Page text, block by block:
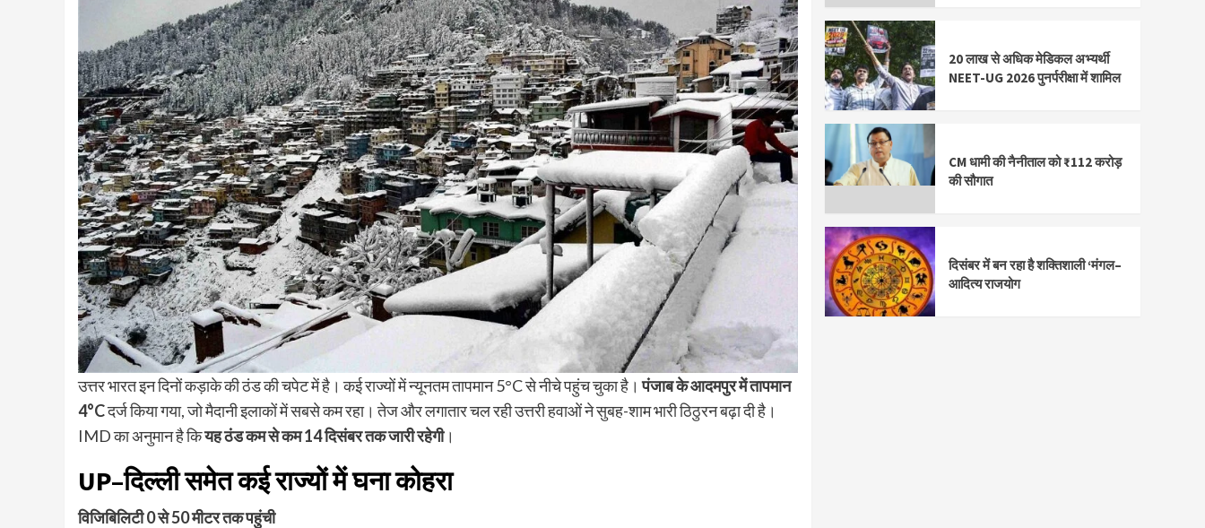
उत्तर भारत इन दिनों कड़ाके की ठंड की चपेट में है। कई राज्यों में न्यूनतम तापमान 5°C से नीचे पहुंच चुका है।पंजाब के आदमपुर में तापमान
4°Cदर्ज किया गया, जो मैदानी इलाकों में सबसे कम रहा। तेज और लगातार चल रही उत्तरी हवाओं ने सुबह-शाम भारी ठिठुरन बढ़ा दी है।
IMD का अनुमान है कियह ठंड कम से कम 14 दिसंबर तक जारी रहेगी।
UP–दिल्ली समेत कई राज्यों में घना कोहरा
विजिबिलिटी 0 से 50 मीटर तक पहुंची
20 लाख से अधिक मेडिकल अभ्यर्थी
NEET-UG 2026 पुनर्परीक्षा में शामिल
CM धामी की नैनीताल को ₹112 करोड़
की सौगात
दिसंबर में बन रहा है शक्तिशाली ‘मंगल–
आदित्य राजयोग